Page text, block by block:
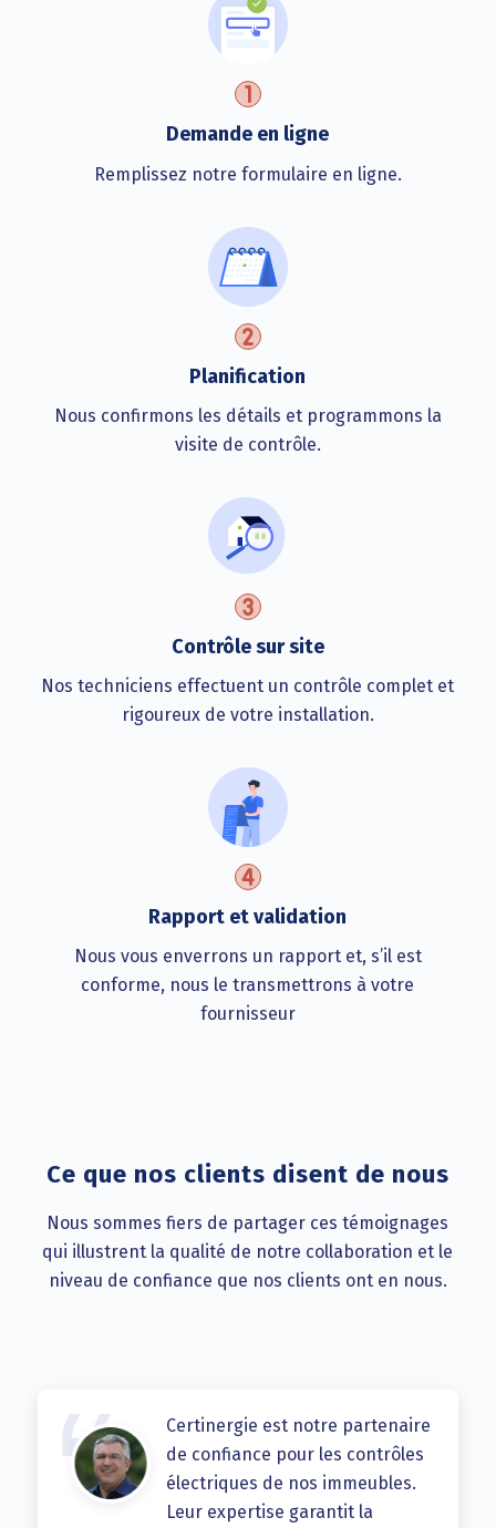
Demande en ligne
Remplissez notre formulaire en ligne.
Planification
Nous confirmons les détails et programmons la
visite de contrôle.
Contrôle sur site
Nos techniciens effectuent un contrôle complet et
rigoureux de votre installation.
Rapport et validation
Nous vous enverrons un rapport et, s’il est
conforme, nous le transmettrons à votre
fournisseur
Ce que nos clients disent de nous
Nous sommes fiers de partager ces témoignages
qui illustrent la qualité de notre collaboration et le
niveau de confiance que nos clients ont en nous.
Certinergie est notre partenaire
de confiance pour les contrôles
électriques de nos immeubles.
Leur expertise garantit la